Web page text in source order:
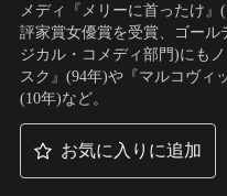
メディ『メリーに首ったけ
評家賞女優賞を受賞、ゴー
ジカル・コメディ部門)にも
スク』(94年)や『マルコヴィ
(10年)など。
お気に入りに追加